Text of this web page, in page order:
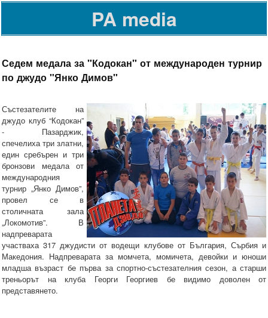
PA media
Седем медала за "Кодокан" от международен турнир
по джудо "Янко Димов"
Състезателите на
джудо клуб “Кодокан”
- Пазарджик,
спечелиха три златни,
един сребърен и три
бронзови медала от
международния
турнир „Янко Димов”,
провел се в
столичната зала
„Локомотив”. В
надпреварата
участваха 317 джудисти от водещи клубове от България, Сърбия и
Македония. Надпреварата за момчета, момичета, девойки и юноши
младша възраст бе първа за спортно-състезателния сезон, а старши
треньорът на клуба Георги Георгиев бе видимо доволен от
представянето.